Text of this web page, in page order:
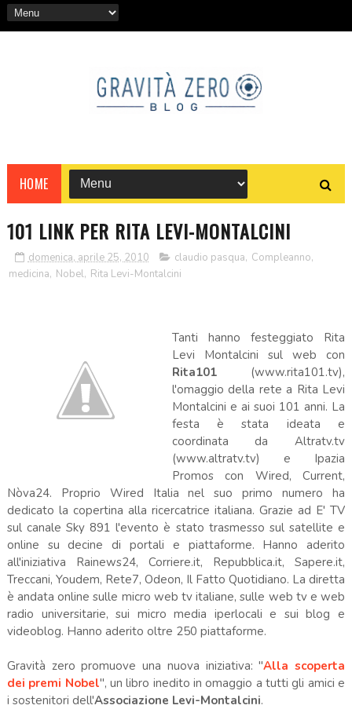
HOME
101 LINK PER RITA LEVI-MONTALCINI
domenica, aprile 25, 2010 claudio pasqua, Compleanno,
medicina, Nobel, Rita Levi-Montalcini
Tanti hanno festeggiato Rita
Levi Montalcini sul web con
Rita101(www.rita101.tv),
l'omaggio della rete a Rita Levi
Montalcini e ai suoi 101 anni. La
festa è stata ideata e
coordinata da Altratv.tv
(www.altratv.tv) e Ipazia
Promos con Wired, Current,
Nòva24. Proprio Wired Italia nel suo primo numero ha
dedicato la copertina alla ricercatrice italiana. Grazie ad E' TV
sul canale Sky 891 l'evento è stato trasmesso sul satellite e
online su decine di portali e piattaforme. Hanno aderito
all'iniziativa Rainews24, Corriere.it, Repubblica.it, Sapere.it,
Treccani, Youdem, Rete7, Odeon, Il Fatto Quotidiano. La diretta
è andata online sulle micro web tv italiane, sulle web tv e web
radio universitarie, sui micro media iperlocali e sui blog e
videoblog. Hanno aderito oltre 250 piattaforme.
Gravità zero promuove una nuova iniziativa: "Alla scoperta
dei premi Nobel", un libro inedito in omaggio a tutti gli amici e
i sostenitori dell'Associazione Levi-Montalcini.